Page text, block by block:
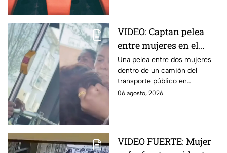
VIDEO: Captan pelea
entre mujeres en el
transporte público; así
se desgreñaron en
Monterrey
Una pelea entre dos mujeres
dentro de un camión del
transporte público en
Monterrey, Nuevo León, quedó
06 agosto, 2026
VIDEO FUERTE: Mujer